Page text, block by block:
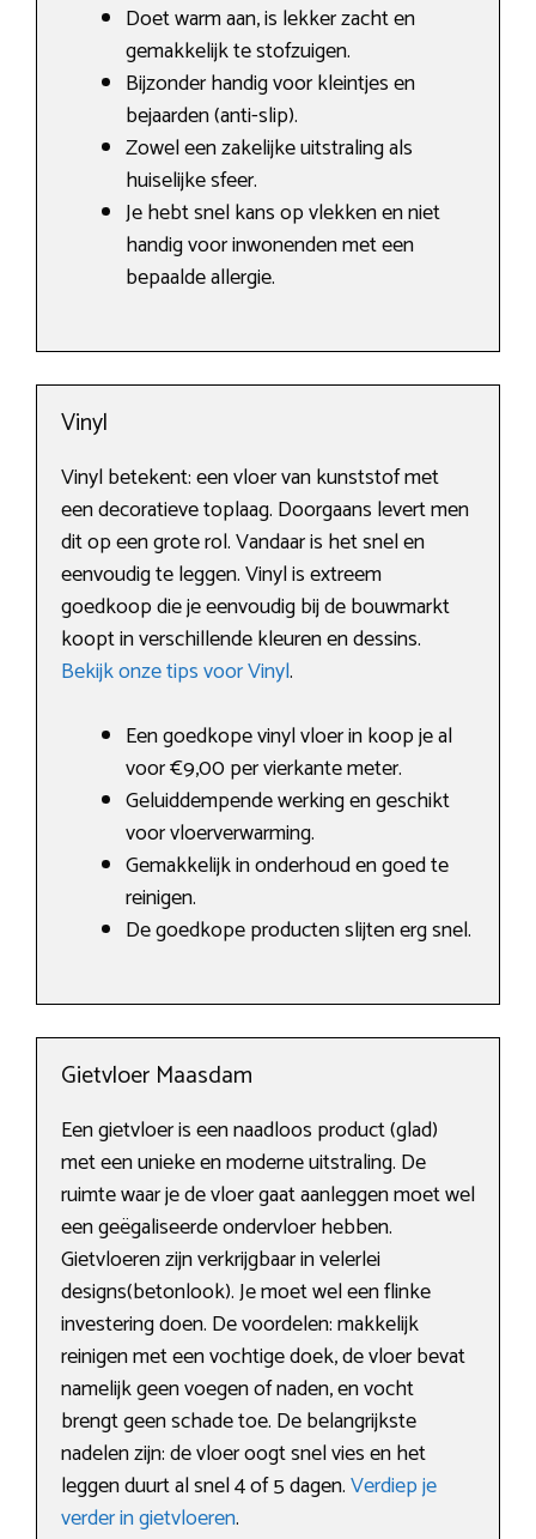
Doet warm aan, is lekker zacht en
gemakkelijk te stofzuigen.
Bijzonder handig voor kleintjes en
bejaarden (anti-slip).
Zowel een zakelijke uitstraling als
huiselijke sfeer.
Je hebt snel kans op vlekken en niet
handig voor inwonenden met een
bepaalde allergie.
Vinyl
Vinyl betekent: een vloer van kunststof met
een decoratieve toplaag. Doorgaans levert men
dit op een grote rol. Vandaar is het snel en
eenvoudig te leggen. Vinyl is extreem
goedkoop die je eenvoudig bij de bouwmarkt
koopt in verschillende kleuren en dessins.
Bekijk onze tips voor Vinyl.
Een goedkope vinyl vloer in koop je al
voor €9,00 per vierkante meter.
Geluiddempende werking en geschikt
voor vloerverwarming.
Gemakkelijk in onderhoud en goed te
reinigen.
De goedkope producten slijten erg snel.
Gietvloer Maasdam
Een gietvloer is een naadloos product (glad)
met een unieke en moderne uitstraling. De
ruimte waar je de vloer gaat aanleggen moet wel
een geëgaliseerde ondervloer hebben.
Gietvloeren zijn verkrijgbaar in velerlei
designs(betonlook). Je moet wel een flinke
investering doen. De voordelen: makkelijk
reinigen met een vochtige doek, de vloer bevat
namelijk geen voegen of naden, en vocht
brengt geen schade toe. De belangrijkste
nadelen zijn: de vloer oogt snel vies en het
leggen duurt al snel 4 of 5 dagen.Verdiep je
verder in gietvloeren.